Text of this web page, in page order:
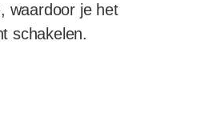
waardoor je het
schakelen.